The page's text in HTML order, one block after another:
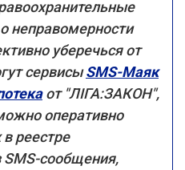
неправомерности
уберечься от
сервисыSMS-Маяк
от "ЛІГА:ЗАКОН",
оперативно
реестре
сообщения,